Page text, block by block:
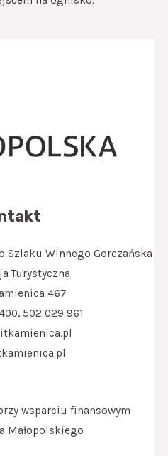
Szlaku Winnego Gorczańska
Turystyczna
467
502 029 961
wsparciu finansowym
Małopolskiego